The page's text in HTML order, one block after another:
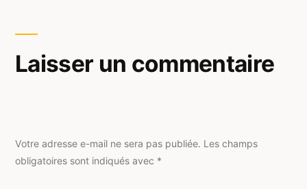
Laisser un commentaire
Votre adresse e-mail ne sera pas publiée. Les champs
obligatoires sont indiqués avec *